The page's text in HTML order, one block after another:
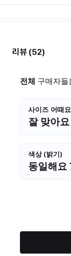
리뷰 (52)